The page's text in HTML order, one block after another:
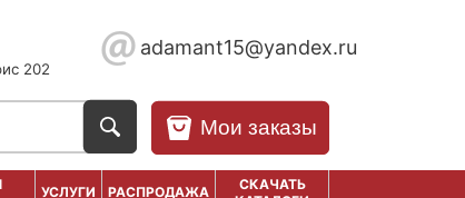
202
adamant15@yandex.ru
Мои заказы
УСЛУГИ РАСПРОДАЖА
СКАЧАТЬ